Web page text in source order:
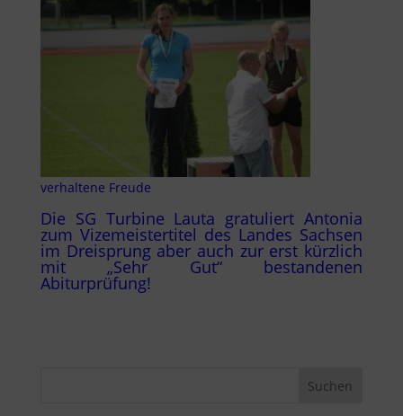
verhaltene Freude
Die SG Turbine Lauta gratuliert Antonia
zum Vizemeistertitel des Landes Sachsen
im Dreisprung aber auch zur erst kürzlich
mit „Sehr Gut“ bestandenen
Abiturprüfung!